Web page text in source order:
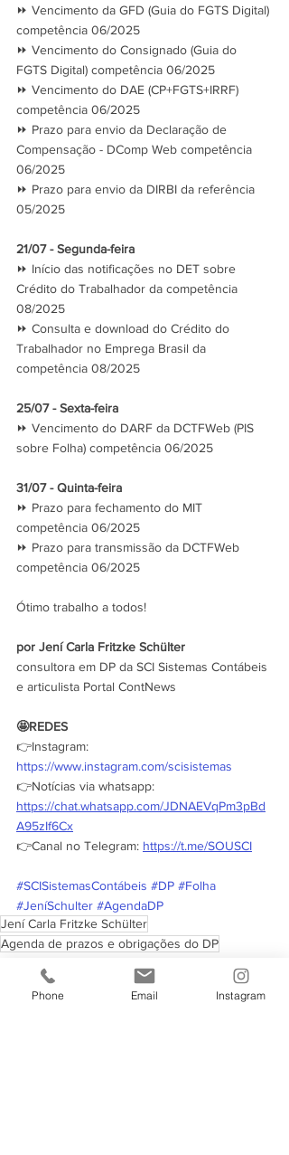
⏩ Vencimento da GFD (Guia do FGTS Digital)
competência 06/2025
⏩ Vencimento do Consignado (Guia do
FGTS Digital) competência 06/2025
⏩ Vencimento do DAE (CP+FGTS+IRRF)
competência 06/2025
⏩ Prazo para envio da Declaração de
Compensação - DComp Web competência
06/2025
⏩ Prazo para envio da DIRBI da referência
05/2025
21/07 - Segunda-feira
⏩ Início das notificações no DET sobre
Crédito do Trabalhador da competência
08/2025
⏩ Consulta e download do Crédito do
Trabalhador no Emprega Brasil da
competência 08/2025
25/07 - Sexta-feira
⏩ Vencimento do DARF da DCTFWeb (PIS
sobre Folha) competência 06/2025
31/07 - Quinta-feira
⏩ Prazo para fechamento do MIT
competência 06/2025
⏩ Prazo para transmissão da DCTFWeb
competência 06/2025
Ótimo trabalho a todos!
por Jení Carla Fritzke Schülter
consultora em DP da SCI Sistemas Contábeis
e articulista Portal ContNews
🤩REDES
👉Instagram:
https://www.instagram.com/scisistemas
👉Notícias via whatsapp:
https://chat.whatsapp.com/JDNAEVqPm3pBd
A95zIf6Cx
👉Canal no Telegram: https://t.me/SOUSCI
#SCISistemasContábeis #DP #Folha
#JeníSchulter #AgendaDP
Jení Carla Fritzke Schülter
Agenda de prazos e obrigações do DP
Phone Email Instagram